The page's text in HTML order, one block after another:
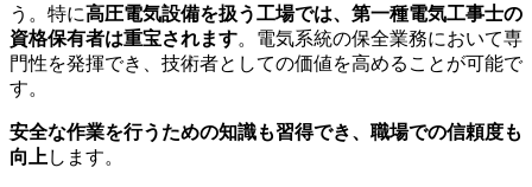
う。特に高圧電気設備を扱う工場では、第一種電気工事士の
資格保有者は重宝されます。電気系統の保全業務において専
門性を発揮でき、技術者としての価値を高めることが可能で
す。
安全な作業を行うための知識も習得でき、職場での信頼度も
向上 します。